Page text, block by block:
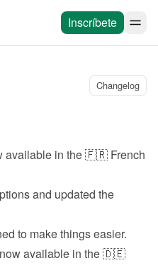
Inscríbete
Changelog
available in the 🇫🇷 French
to make things easier.
available in the 🇩🇪